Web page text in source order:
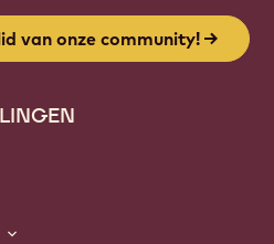
van onze community!